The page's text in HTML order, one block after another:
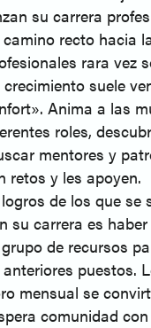
su carrera
recto hacia
rara vez
suele
Anima a las
roles,
mentores y
retos y les apoyen.
de los que se
su carrera es
de recursos
puestos.
mensual se
comunidad